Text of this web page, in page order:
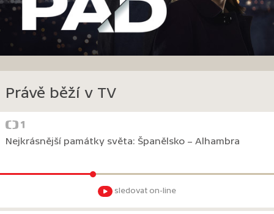
Právě běží v TV
Nejkrásnější památky světa: Španělsko – Alhambra
sledovat on-line